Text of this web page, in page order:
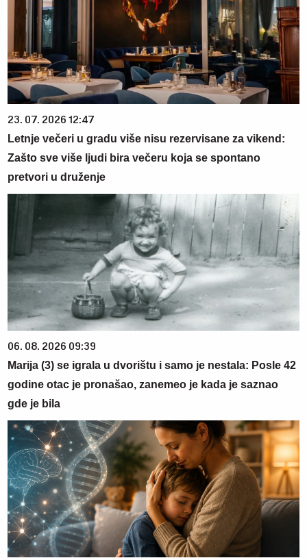
23. 07. 2026 12:47
Letnje večeri u gradu više nisu rezervisane za vikend:
Zašto sve više ljudi bira večeru koja se spontano
pretvori u druženje
06. 08. 2026 09:39
Marija (3) se igrala u dvorištu i samo je nestala: Posle 42
godine otac je pronašao, zanemeo je kada je saznao
gde je bila